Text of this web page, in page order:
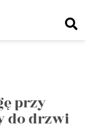
przy
do drzwi